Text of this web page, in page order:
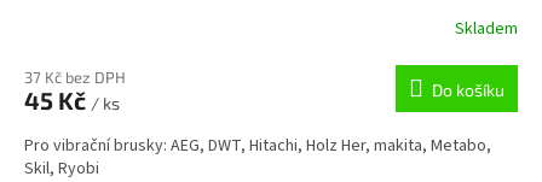
Skladem
37 Kč bez DPH
45 Kč / ks
Do košíku
Pro vibrační brusky: AEG, DWT, Hitachi, Holz Her, makita, Metabo,
Skil, Ryobi